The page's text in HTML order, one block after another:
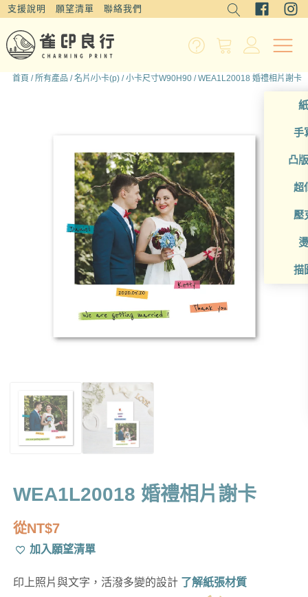
支援說明 願望清單 聯絡我們
手
凸
超
壓
描
首頁 /所有產品 /名片/小卡(p) /小卡尺寸W90H90 / WEA1L20018 婚禮相片謝卡
WEA1L20018 婚禮相片謝卡
從NT$7
加入願望清單
印上照片與文字，活潑多變的設計 了解紙張材質